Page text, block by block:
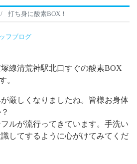
打ち身に酸素BOX！
フブログ
線清荒神駅北口すぐの酸素BOX
。
厳しくなりましたね。皆様お身体
ルが流行ってきています。手洗い
してするように心がけてみてくだ